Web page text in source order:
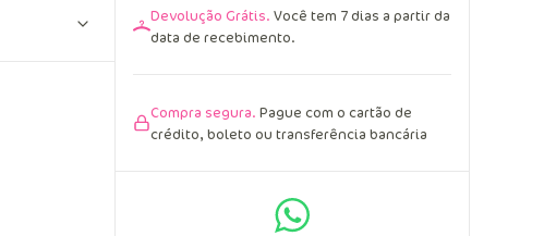
Devolução Grátis. Você tem 7 dias a partir da
data de recebimento.
Compra segura. Pague com o cartão de
crédito, boleto ou transferência bancária